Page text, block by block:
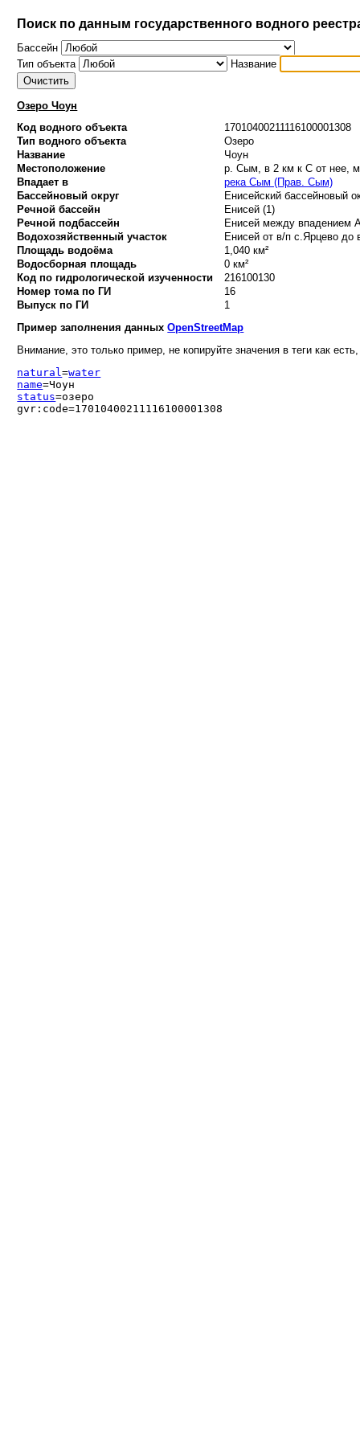
Поиск по данным государственного водного
Бассейн
Тип объекта
Название
Озеро Чоун
Код водного объекта
17010400211116100001308
Тип водного объекта
Озеро
Название
Чоун
Местоположение
р. Сым, в 2 км к С от нее,
Впадает в
река Сым (Прав. Сым)
Бассейновый округ
Енисейский бассейновый
Речной бассейн
Енисей (1)
Речной подбассейн
Енисей между впадением
Водохозяйственный участок
Енисей от в/п с.Ярцево до
Площадь водоёма
1,040 км²
Водосборная площадь
0 км²
Код по гидрологической изученности
216100130
Номер тома по ГИ
16
Выпуск по ГИ
1
Пример заполнения данныхOpenStreetMap
Внимание, это только пример, не копируйте значения в теги как
natural=water
name=Чоун
status=озеро
gvr:code=17010400211116100001308